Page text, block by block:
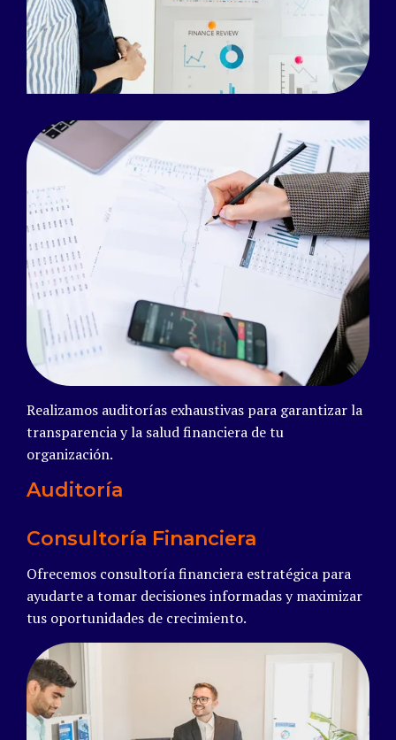
Read more
Realizamos auditorías exhaustivas para garantizar la
transparencia y la salud financiera de tu
organización.
Auditoría
Consultoría Financiera
Ofrecemos consultoría financiera estratégica para
ayudarte a tomar decisiones informadas y maximizar
tus oportunidades de crecimiento.